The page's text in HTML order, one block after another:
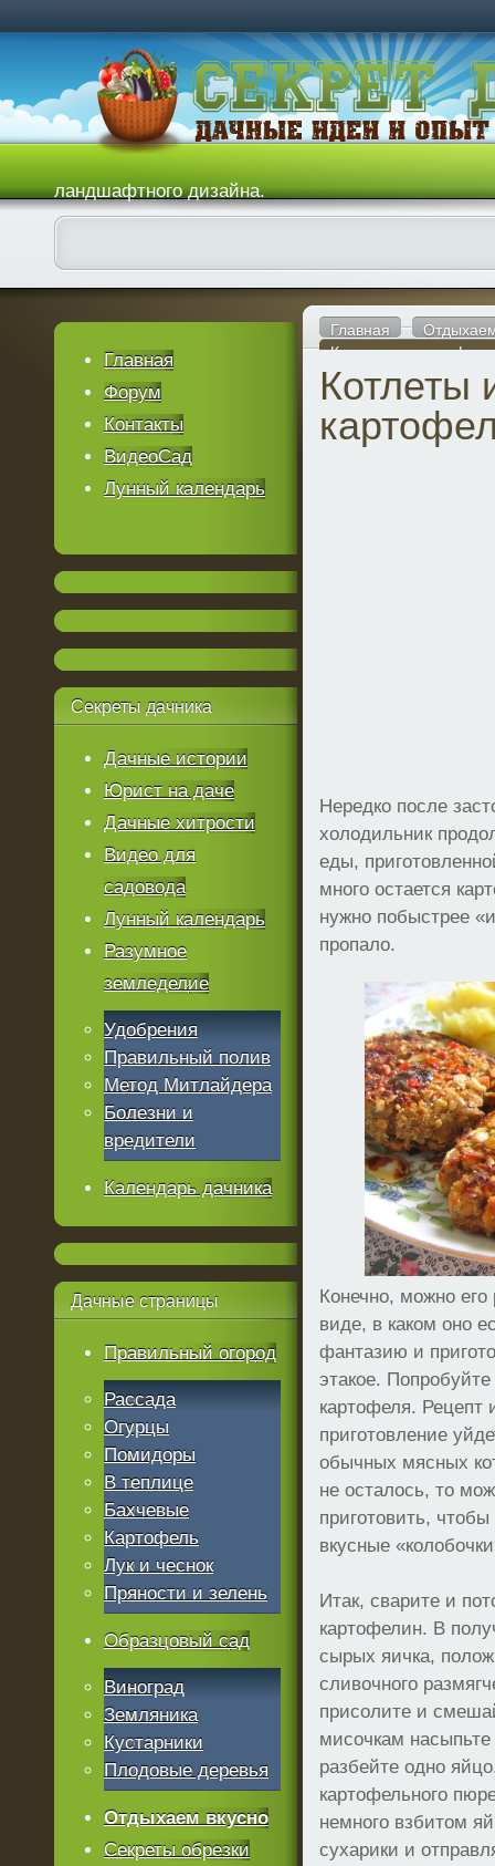
ландшафтного дизайна.
Главная
Котлеты из
Котлеты
Нередко после
холодильник
еды,
много остается
нужно побыстрее
пропало.
Конечно, можно его
виде, в каком оно
фантазию и
этакое.
картофеля.
приготовление
обычных мясных
не осталось, то
приготовить,
вкусные
Итак, сварите и
картофелин. В
сырых яичка,
сливочного
присолите и
мисочкам
разбейте одно
картофельного
немного взбитом
сухарики и
Главная
Форум
Контакты
ВидеоСад
Лунный календарь
Секреты дачника
Дачные истории
Юрист на даче
Дачные хитрости
Видео для
садовода
Лунный календарь
Разумное
земледелие
Удобрения
Правильный полив
Метод Митлайдера
Болезни и
вредители
Календарь дачника
Дачные страницы
Правильный огород
Рассада
Огурцы
Помидоры
В теплице
Бахчевые
Картофель
Лук и чеснок
Пряности и зелень
Образцовый сад
Виноград
Земляника
Кустарники
Плодовые деревья
Отдыхаем вкусно
Секреты обрезки